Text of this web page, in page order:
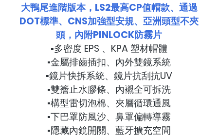
大鴨尾進階版本，LS2最高CP值帽款、通過
DOT標準、CNS加強型安規、亞洲頭型不夾
頭，內附PINLOCK防霧片
▪多密度 EPS 、KPA 塑材帽體
▪金屬排齒插扣、內外雙鏡系統
▪鏡片快拆系統、鏡片抗刮抗UV
▪雙簷止水膠條、內襯全可拆洗
▪構型雷切泡棉、夾層循環通風
▪下巴罩防風沙、鼻罩偏轉導霧
▪隱藏內鏡開關、藍牙擴充空間